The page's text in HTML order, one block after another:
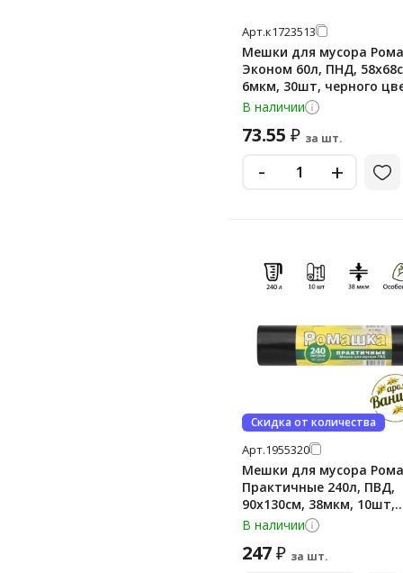
Арт.к1723513
Мешки для мусора
Эконом 60л, ПНД,
6мкм, 30шт, черного
рулоне
В наличии
73.55 ₽ за шт.
- +
Скидка от количества
Арт.1955320
Мешки для мусора
Практичные 240л, ПВД,
90х130см, 38мкм, 10шт,
черного цвета, в
В наличии
247₽ за шт.